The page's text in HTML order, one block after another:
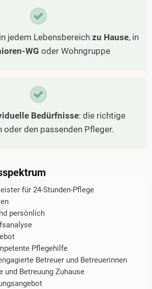
in jedem Lebensbereich zu Hause, in
WG oder Wohngruppe
Bedürfnisse: die richtige
oder den passenden Pfleger.
für 24-Stunden-Pflege
persönlich
Pflegehilfe
Betreuer und Betreuerinnen
und Betreuung Zuhause